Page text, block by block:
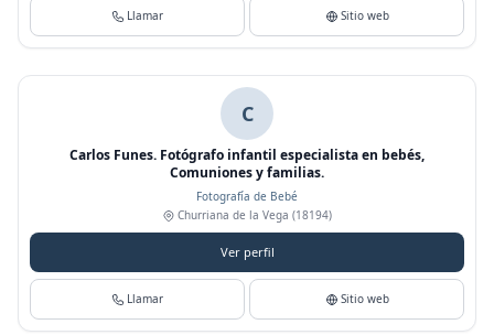
Llamar Sitio web
C
Carlos Funes. Fotógrafo infantil especialista en bebés,
Comuniones y familias.
Fotografía de Bebé
Churriana de la Vega (18194)
Ver perfil
Llamar Sitio web